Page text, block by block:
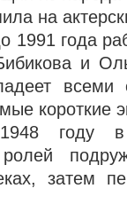
на
1991 года
и
всеми
короткие
году
затем